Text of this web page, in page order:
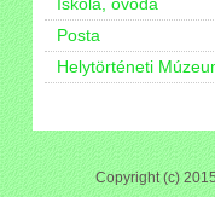
Posta
Helytörténeti
Copyright (c)